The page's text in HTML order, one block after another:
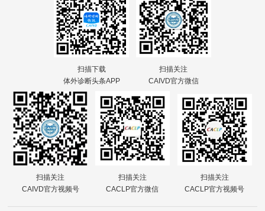
扫描下载
体外诊断头条APP
扫描关注
CAIVD官方微信
扫描关注
CAIVD官方视频号
扫描关注
CACLP官方微信
扫描关注
CACLP官方视频号